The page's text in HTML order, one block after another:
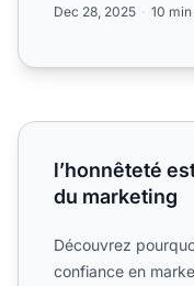
Dec 28, 2025 10
l’honnêteté est
l’honnêteté
du marketing
Découvrez
confiance en